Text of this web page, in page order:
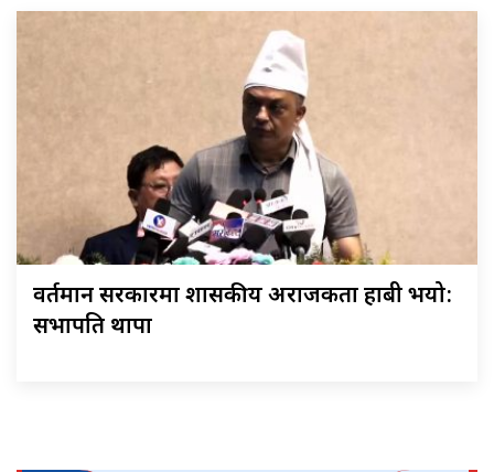
वर्तमान सरकारमा शासकीय अराजकता हाबी भयो:
सभापति थापा